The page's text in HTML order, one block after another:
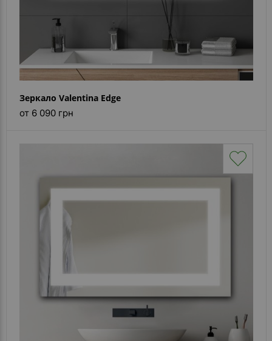
Зеркало Valentina Edge
от 6 090 грн